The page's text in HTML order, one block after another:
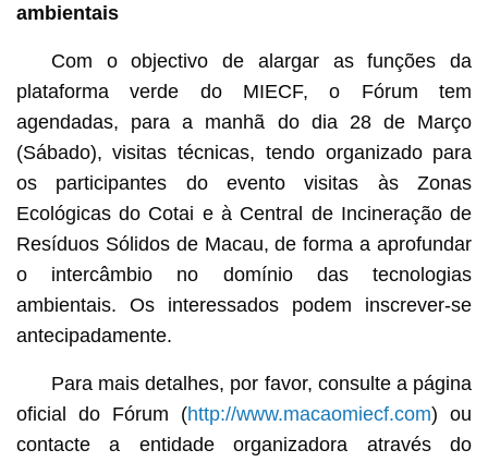
ambientais
Com o objectivo de alargar as funções da
plataforma verde do MIECF, o Fórum tem
agendadas, para a manhã do dia 28 de Março
(Sábado), visitas técnicas, tendo organizado para
os participantes do evento visitas às Zonas
Ecológicas do Cotai e à Central de Incineração de
Resíduos Sólidos de Macau, de forma a aprofundar
o intercâmbio no domínio das tecnologias
ambientais. Os interessados podem inscrever-se
antecipadamente.
Para mais detalhes, por favor, consulte a página
oficial do Fórum (http://www.macaomiecf.com) ou
contacte a entidade organizadora através do